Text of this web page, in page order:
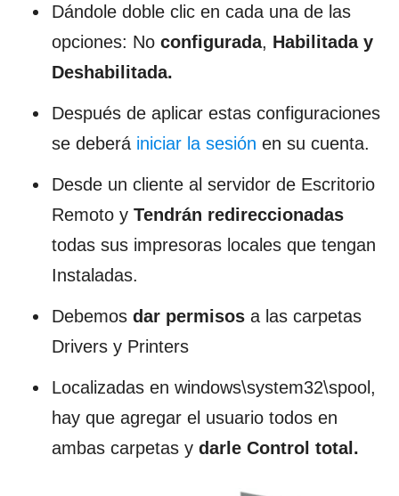
Dándole doble clic en cada una de las
opciones: No configurada, Habilitada y
Deshabilitada.
Después de aplicar estas configuraciones
se deberá iniciar la sesión en su cuenta.
Desde un cliente al servidor de Escritorio
Remoto y Tendrán redireccionadas
todas sus impresoras locales que tengan
Instaladas.
Debemos dar permisos a las carpetas
Drivers y Printers
Localizadas en windows\system32\spool,
hay que agregar el usuario todos en
ambas carpetas y darle Control total.